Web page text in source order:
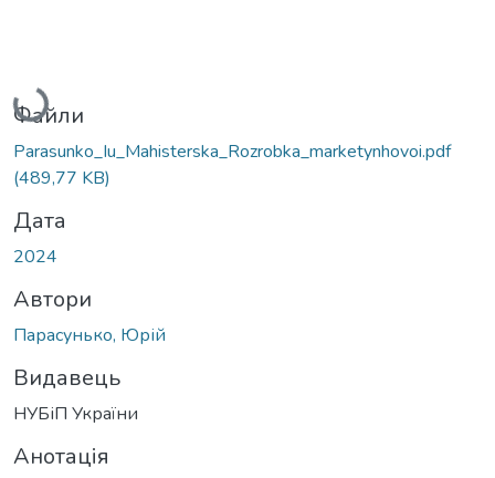
Вантажиться...
Файли
Parasunko_Iu_Mahisterska_Rozrobka_marketynhovoi.pdf
(489,77 KB)
Дата
2024
Автори
Парасунько, Юрій
Видавець
НУБіП України
Анотація